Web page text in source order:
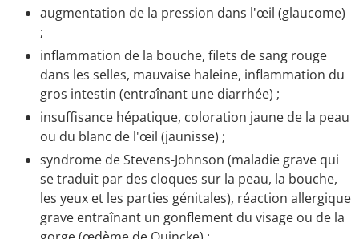
augmentation de la pression dans l'œil (glaucome)
;
inflammation de la bouche, filets de sang rouge
dans les selles, mauvaise haleine, inflammation du
gros intestin (entraînant une diarrhée) ;
insuffisance hépatique, coloration jaune de la peau
ou du blanc de l'œil (jaunisse) ;
syndrome de Stevens-Johnson (maladie grave qui
se traduit par des cloques sur la peau, la bouche,
les yeux et les parties génitales), réaction allergique
grave entraînant un gonflement du visage ou de la